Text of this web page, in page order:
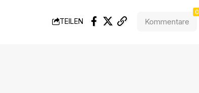
TEILEN Kommentare
0